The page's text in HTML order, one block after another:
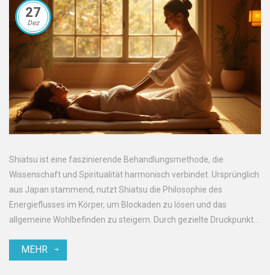
27
Dez
Shiatsu ist eine faszinierende Behandlungsmethode, die
Wissenschaft und Spiritualität harmonisch verbindet. Ursprünglich
aus Japan stammend, nutzt Shiatsu die Philosophie des
Energieflusses im Körper, um Blockaden zu lösen und das
allgemeine Wohlbefinden zu steigern. Durch gezielte Druckpunkte
Gesundheit gefördert. Dieser Artikel gibt interessante Einblicke in
MEHR